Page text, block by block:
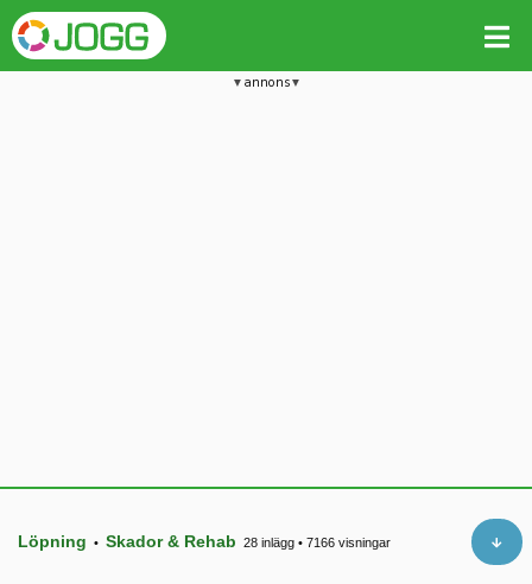
annons
Löpning • Skador & Rehab 28 inlägg • 7166 visningar